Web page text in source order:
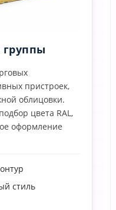
пристроек,
облицовки.
цвета RAL,
оформление
стиль